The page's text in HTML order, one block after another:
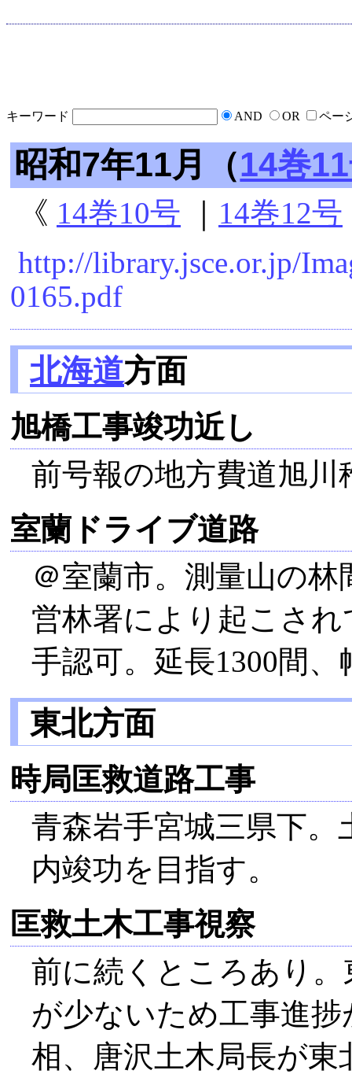
キーワード AND OR ペー
昭和7年11月（14巻
《 14巻10号 14巻12号
http://library.jsce.or.jp/
0165.pdf
北海道方面
旭橋工事竣功近し
前号報の地方費道旭川
室蘭ドライブ道路
＠室蘭市。測量山の
営林署により起こさ
手認可。延長1300間、
東北方面
時局匡救道路工事
青森岩手宮城三県下
内竣功を目指す。
匡救土木工事視察
前に続くところあり
が少ないため工事進
相、唐沢土木局長が